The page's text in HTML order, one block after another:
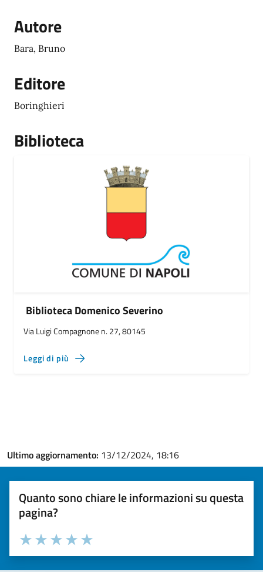
Autore
Bara, Bruno
Editore
Boringhieri
Biblioteca
Biblioteca Domenico Severino
Via Luigi Compagnone n. 27, 80145
Leggi di più
Ultimo aggiornamento: 13/12/2024, 18:16
Quanto sono chiare le informazioni su questa
pagina?
Valuta la chiarezza delle informazioni (da 1 a 5 stelle)
Seleziona il numero di stelle per valutare la chiarezza delle
Valuta 5 stelle su 5
Valuta 4 stelle su 5
Valuta 3 stelle su 5
Valuta 2 stelle su 5
Valuta 1 stelle su 5